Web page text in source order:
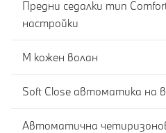
Предни седалки тип
настройки
M кожен волан
Soft Close автоматика на
Автоматична